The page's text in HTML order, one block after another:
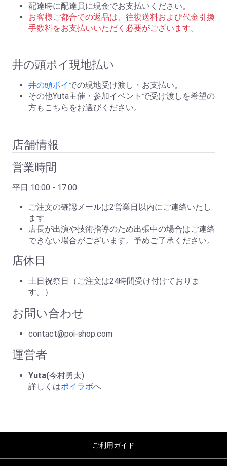
配達時に配達員に現金でお支払いください。
お客様ご都合での返品は、往復送料および代金引換
手数料をお支払いいただく必要がございます。
井の頭ポイ現地払い
井の頭ポイ での現地受け渡し・お支払い。
その他Yuta主催・参加イベントで受け渡しを希望の
方もこちらをお選びください。
店舗情報
営業時間
平日 10:00 - 17:00
ご注文の確認メールは2営業日以内にご連絡いたし
ます
店長が出演や技術指導のため出張中の場合はご連絡
できない場合がございます。予めご了承ください。
店休日
土日祝祭日（ご注文は24時間受け付けておりま
す。）
お問い合わせ
contact@poi-shop.com
運営者
Yuta(今村勇太)
詳しくはポイラボへ
ご利用ガイド